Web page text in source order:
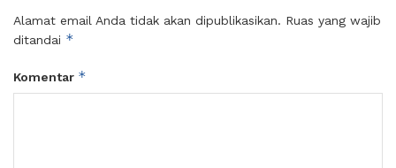
Alamat email Anda tidak akan dipublikasikan. Ruas yang wajib
ditandai *
Komentar *